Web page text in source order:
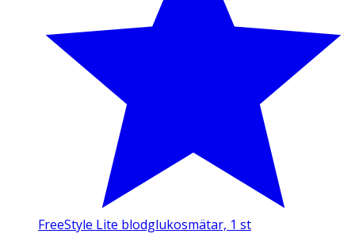
FreeStyle Lite blodglukosmätar, 1 st